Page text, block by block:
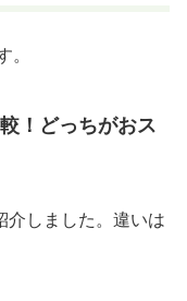
。
！どっちがおス
介しました。違いは